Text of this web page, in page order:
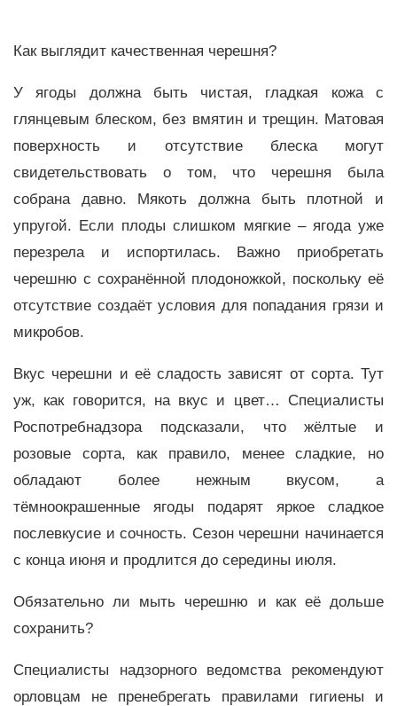
Как выглядит качественная черешня?
У ягоды должна быть чистая, гладкая кожа с
глянцевым блеском, без вмятин и трещин. Матовая
поверхность и отсутствие блеска могут
свидетельствовать о том, что черешня была
собрана давно. Мякоть должна быть плотной и
упругой. Если плоды слишком мягкие – ягода уже
перезрела и испортилась. Важно приобретать
черешню с сохранённой плодоножкой, поскольку её
отсутствие создаёт условия для попадания грязи и
микробов.
Вкус черешни и её сладость зависят от сорта. Тут
уж, как говорится, на вкус и цвет… Специалисты
Роспотребнадзора подсказали, что жёлтые и
розовые сорта, как правило, менее сладкие, но
обладают более нежным вкусом, а
тёмноокрашенные ягоды подарят яркое сладкое
послевкусие и сочность. Сезон черешни начинается
с конца июня и продлится до середины июля.
Обязательно ли мыть черешню и как её дольше
сохранить?
Специалисты надзорного ведомства рекомендуют
орловцам не пренебрегать правилами гигиены и